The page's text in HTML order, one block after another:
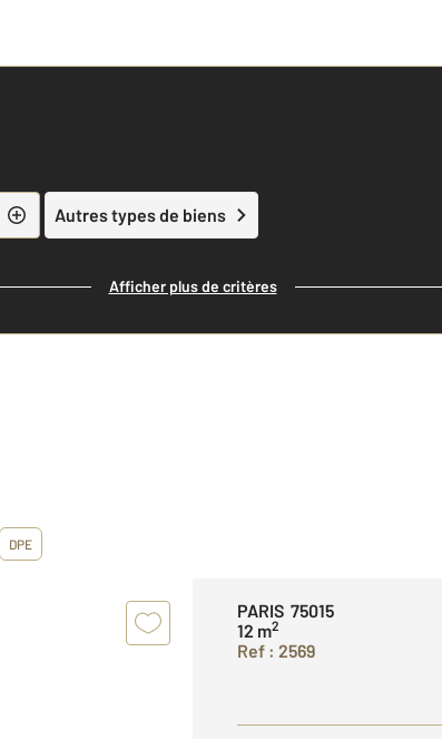
Autres types de biens
Afficher plus de critères
DPE
PARIS 75015
12 m2
Ref : 2569